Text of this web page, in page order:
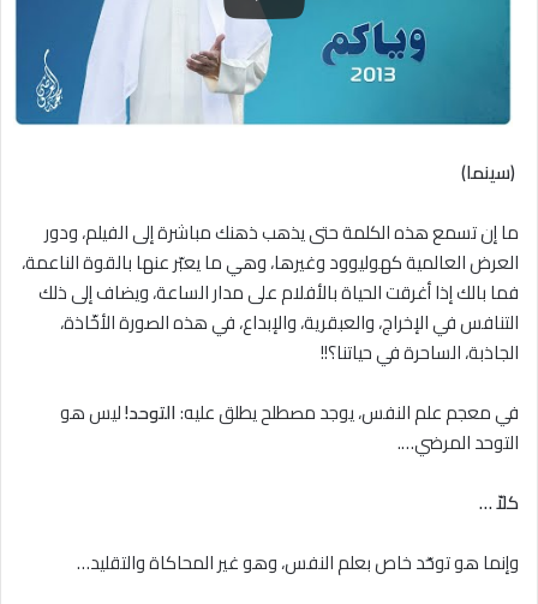
(سينما)
ما إن تسمع هذه الكلمة حتى يذهب ذهنك مباشرة إلى الفيلم، ودور
العرض العالمية كهوليوود وغيرها، وهي ما يعبّر عنها بالقوة الناعمة،
فما بالك إذا أغرقت الحياة بالأفلام على مدار الساعة، ويضاف إلى ذلك
التنافس في الإخراج، والعبقرية، والإبداع، في هذه الصورة الأخّاذة،
الجاذبة، الساحرة في حياتنا؟!!
في معجم علم النفس، يوجد مصطلح يطلق عليه:التوحد!ليس هو
التوحد المرضي….
كلاّ …
وإنما هو توحّد خاص بعلم النفس، وهو غير المحاكاة والتقليد…